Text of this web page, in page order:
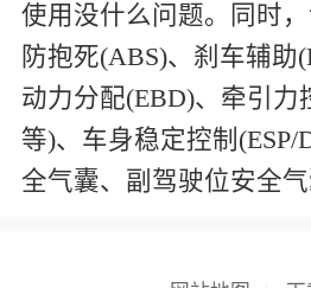
使用没什么问题。同时
防抱死(ABS)、刹车辅助
动力分配(EBD)、牵引力
等)、车身稳定控制(ESP/
全气囊、副驾驶位安全气